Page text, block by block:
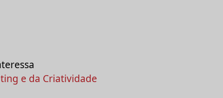
e da Criatividade